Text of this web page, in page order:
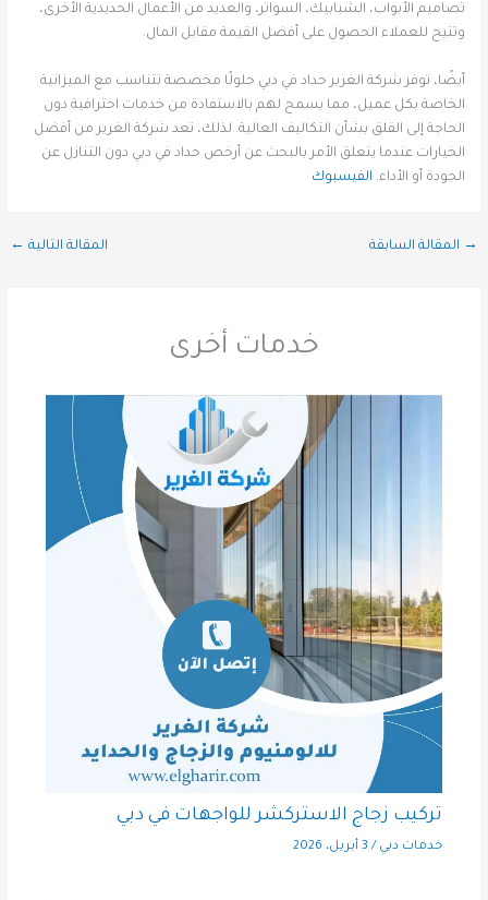
تصاميم الأبواب، الشبابيك، السواتر، والعديد من الأعمال الحديدية الأخرى،
وتتيح للعملاء الحصول على أفضل القيمة مقابل المال.
أيضًا، توفر شركة الغرير حداد في دبي حلولًا مخصصة تتناسب مع الميزانية
الخاصة بكل عميل، مما يسمح لهم بالاستفادة من خدمات احترافية دون
الحاجة إلى القلق بشأن التكاليف العالية. لذلك، تعد شركة الغرير من أفضل
الخيارات عندما يتعلق الأمر بالبحث عن أرخص حداد في دبي دون التنازل عن
الجودة أو الأداء. الفيسبوك
→ المقالة السابقة المقالة التالية ←
خدمات أخرى
تركيب زجاج الاستركشر للواجهات في دبي
خدمات دبي / 3 أبريل، 2026